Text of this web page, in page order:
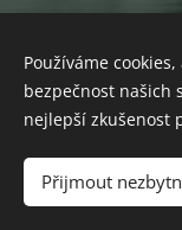
Používáme
bezpečnost našich
nejlepší zkušenost
Přijmout